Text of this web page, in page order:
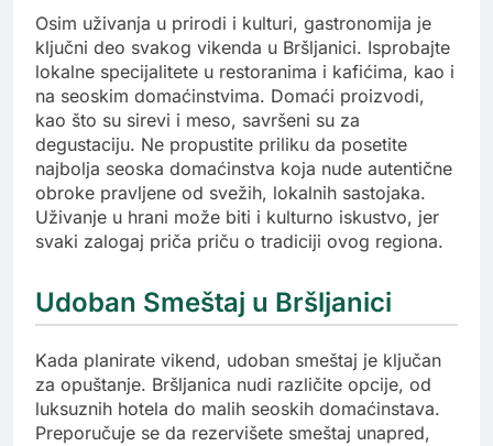
Osim uživanja u prirodi i kulturi, gastronomija je
ključni deo svakog vikenda u Bršljanici. Isprobajte
lokalne specijalitete u restoranima i kafićima, kao i
na seoskim domaćinstvima. Domaći proizvodi,
kao što su sirevi i meso, savršeni su za
degustaciju. Ne propustite priliku da posetite
najbolja seoska domaćinstva koja nude autentične
obroke pravljene od svežih, lokalnih sastojaka.
Uživanje u hrani može biti i kulturno iskustvo, jer
svaki zalogaj priča priču o tradiciji ovog regiona.
Udoban Smeštaj u Bršljanici
Kada planirate vikend, udoban smeštaj je ključan
za opuštanje. Bršljanica nudi različite opcije, od
luksuznih hotela do malih seoskih domaćinstava.
Preporučuje se da rezervišete smeštaj unapred,